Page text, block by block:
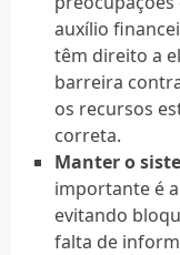
auxílio
têm direito a
barreira
os recursos
correta.
Manter o
importante é
evitando
falta de